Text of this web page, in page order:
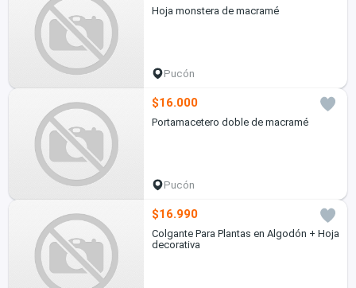
Hoja monstera de macramé
Pucón
$16.000
Portamacetero doble de macramé
Pucón
$16.990
Colgante Para Plantas en Algodón + Hoja
decorativa